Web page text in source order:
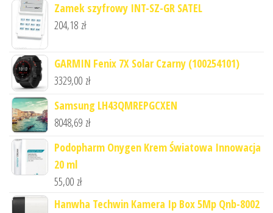
Zamek szyfrowy INT-SZ-GR SATEL
204,18 zł
GARMIN Fenix 7X Solar Czarny (100254101)
3329,00 zł
Samsung LH43QMREPGCXEN
8048,69 zł
Podopharm Onygen Krem Światowa Innowacja
20 ml
55,00 zł
Hanwha Techwin Kamera Ip Box 5Mp Qnb-8002